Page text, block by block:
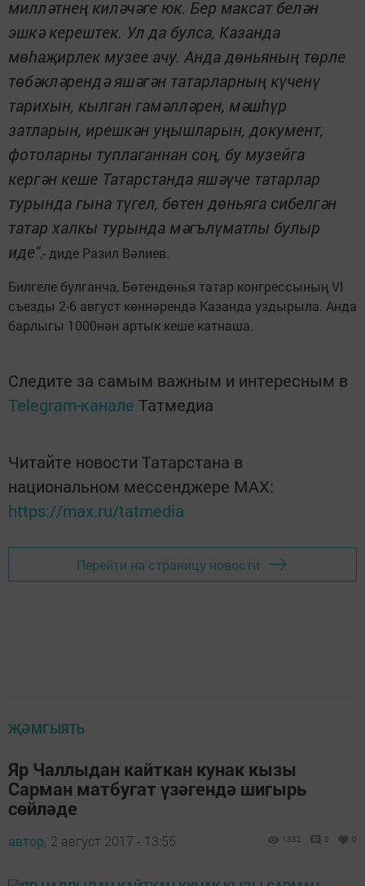
милләтнең киләчәге юк. Бер максат белән
эшкә керештек. Ул да булса, Казанда
мөһаҗирлек музее ачу. Анда дөньяның төрле
төбәкләрендә яшәгән татарларның күченү
тарихын, кылган гамәлләрен, мәшһүр
затларын, ирешкән уңышларын, документ,
фотоларны туплаганнан соң, бу музейга
кергән кеше Татарстанда яшәүче татарлар
турында гына түгел, бөтен дөньяга сибелгән
татар халкы турында мәгълүматлы булыр
иде",- диде Разил Вәлиев.
Билгеле булганча, Бөтендөнья татар конгрессының VI
съезды 2-6 август көннәрендә Казанда уздырыла. Анда
барлыгы 1000нән артык кеше катнаша.
Следите за самым важным и интересным в
Telegram-канале Татмедиа
Читайте новости Татарстана в
национальном мессенджере MАХ:
https://max.ru/tatmedia
Перейти на страницу новости
ҖӘМГЫЯТЬ
Яр Чаллыдан кайткан кунак кызы
Сарман матбугат үзәгендә шигырь
сөйләде
автор, 2 август 2017 - 13:55 1382 0 0